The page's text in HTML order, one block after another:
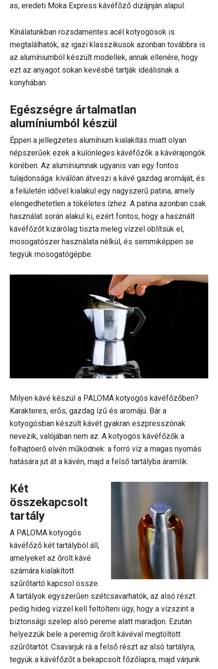
as, eredeti Moka Express kávéfőző dizájnján alapul.
Kínálatunkban rozsdamentes acél kotyogósok is
megtalálhatók, az igazi klasszikusok azonban továbbra is
az alumíniumból készült modellek, annak ellenére, hogy
ezt az anyagot sokan kevésbé tartják ideálisnak a
konyhában.
Egészségre ártalmatlan
alumíniumból készül
Éppen a jellegzetes alumínium kialakítás miatt olyan
népszerűek ezek a különleges kávéfőzők a kávérajongók
körében. Az alumíniumnak ugyanis van egy fontos
tulajdonsága: kiválóan átveszi a kávé gazdag aromáját, és
a felületén idővel kialakul egy nagyszerű patina, amely
elengedhetetlen a tökéletes ízhez. A patina azonban csak
használat során alakul ki, ezért fontos, hogy a használt
kávéfőzőt kizárólag tiszta meleg vízzel öblítsük el,
mosogatószer használata nélkül, és semmiképpen se
tegyük mosogatógépbe.
Milyen kávé készül a PALOMA kotyogós kávéfőzőben?
Karakteres, erős, gazdag ízű és aromájú. Bár a
kotyogósban készült kávét gyakran eszpresszónak
nevezik, valójában nem az. A kotyogós kávéfőzők a
felhajtóerő elvén működnek: a forró víz a magas nyomás
hatására jut át a kávén, majd a felső tartályba áramlik.
Két
összekapcsolt
tartály
A PALOMA kotyogós
kávéfőző két tartályból áll,
amelyeket az őrölt kávé
számára kialakított
szűrőtartó kapcsol össze.
A tartályok egyszerűen szétcsavarhatók, az alsó részt
pedig hideg vízzel kell feltölteni úgy, hogy a vízszint a
biztonsági szelep alsó pereme alatt maradjon. Ezután
helyezzük bele a peremig őrölt kávéval megtöltött
szűrőtartót. Csavarjuk rá a felső részt az alsó tartályra,
tegyük a kávéfőzőt a bekapcsolt főzőlapra, majd várjunk